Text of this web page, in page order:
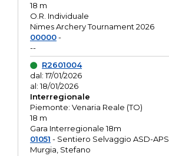
18 m
O.R. Individuale
Nimes Archery Tournament 2026
00000-
--
R2601004
dal: 17/01/2026
al: 18/01/2026
Interregionale
Piemonte: Venaria Reale (TO)
18 m
Gara Interregionale 18m
01051 - Sentiero Selvaggio ASD-APS
Murgia, Stefano